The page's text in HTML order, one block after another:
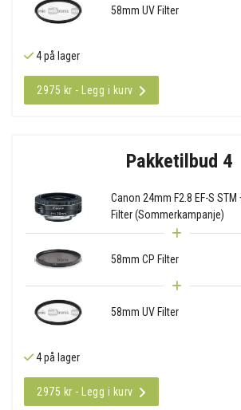
58mm UV Filter
4 på lager
2975 kr - Legg i kurv
Pakketilbud 4
Canon 24mm F2.8 EF-S
Filter (Sommerkampanje)
58mm CP Filter
58mm UV Filter
4 på lager
2975 kr - Legg i kurv